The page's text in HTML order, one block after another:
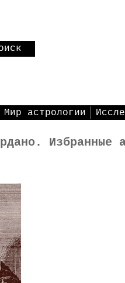
Мир астрологии
Избранные